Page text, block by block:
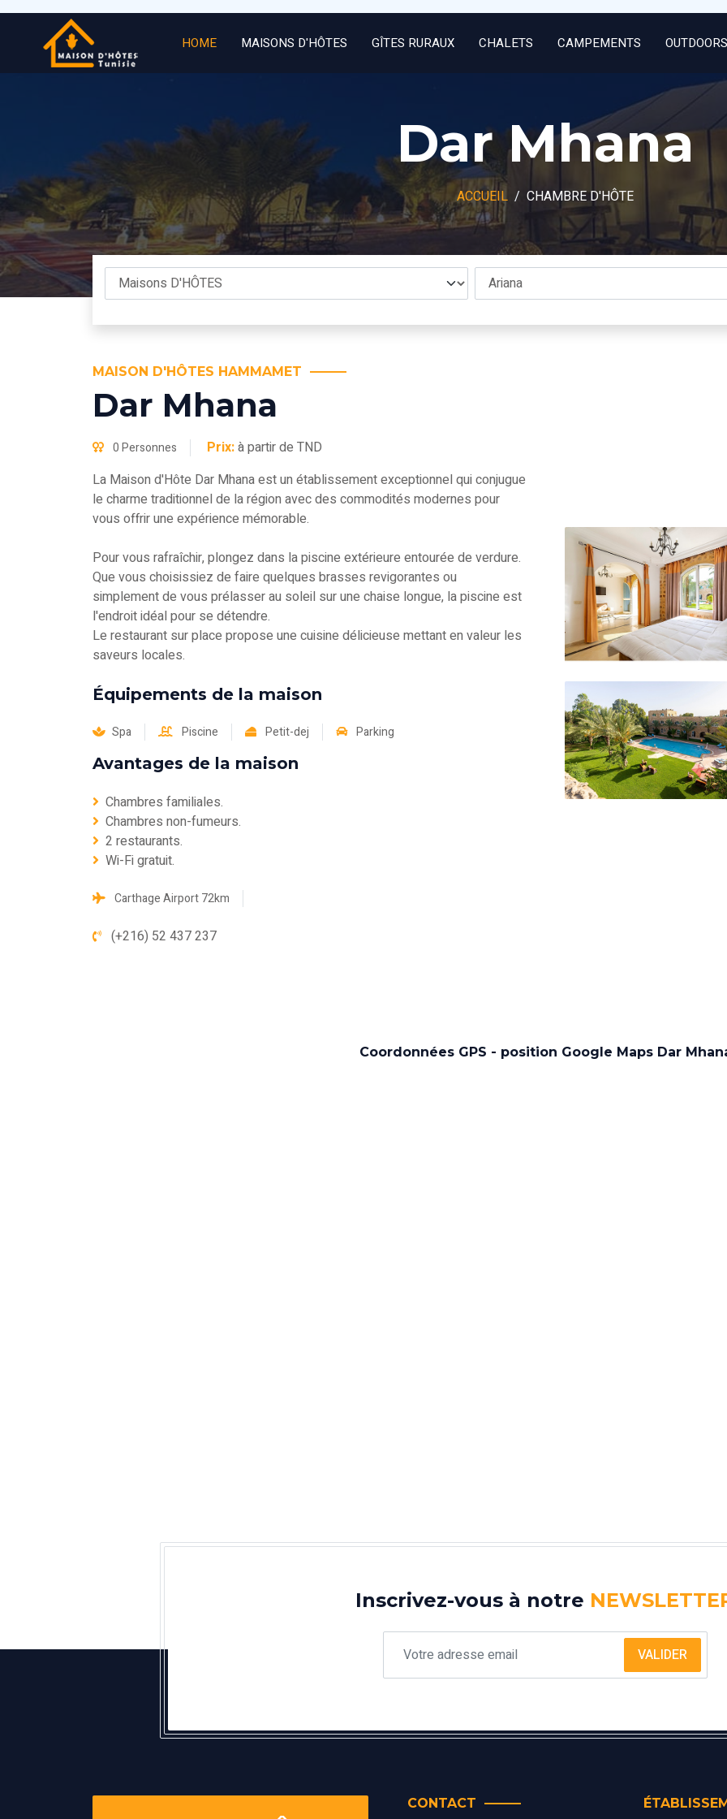
HOME MAISONS D'HÔTES GÎTES RURAUX CHALETS CAMPEMENTS OUTDOORS
Dar Mhana
ACCUEIL CHAMBRE D'HÔTE
MAISON D'HÔTES HAMMAMET
Dar Mhana
0 Personnes Prix:à partir de TND
La Maison d'Hôte Dar Mhana est un établissement exceptionnel qui conjugue
le charme traditionnel de la région avec des commodités modernes pour
vous offrir une expérience mémorable.
Pour vous rafraîchir, plongez dans la piscine extérieure entourée de verdure.
Que vous choisissiez de faire quelques brasses revigorantes ou
simplement de vous prélasser au soleil sur une chaise longue, la piscine est
l'endroit idéal pour se détendre.
Le restaurant sur place propose une cuisine délicieuse mettant en valeur les
saveurs locales.
Équipements de la maison
Spa Piscine Petit-dej Parking
Avantages de la maison
Chambres familiales.
Chambres non-fumeurs.
2 restaurants.
Wi-Fi gratuit.
Carthage Airport 72km
(+216) 52 437 237
Coordonnées GPS - position Google Maps Dar
Inscrivez-vous à notre
VALIDER
CONTACT